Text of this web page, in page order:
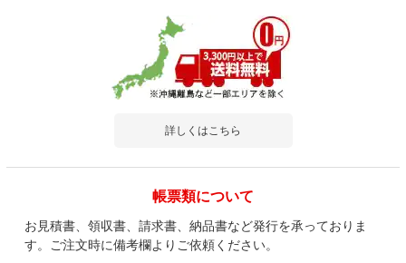
詳しくはこちら
帳票類について
お見積書、領収書、請求書、納品書など発行を承っておりま
す。ご注文時に備考欄よりご依頼ください。